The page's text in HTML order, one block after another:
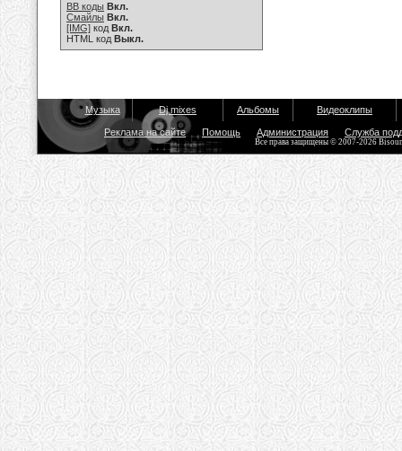
BB коды Вкл.
Смайлы Вкл.
[IMG] код Вкл.
HTML код Выкл.
Музыка Dj mixes Альбомы Видеоклипы
Реклама на сайте Помощь Администрация Служба
Все права защищены © 2007-2026